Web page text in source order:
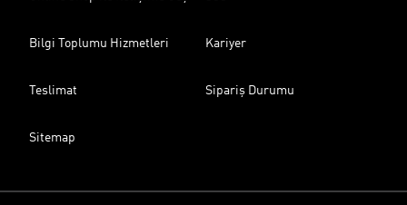
Bilgi Toplumu Hizmetleri Kariyer
Teslimat Sipariş Durumu
Sitemap